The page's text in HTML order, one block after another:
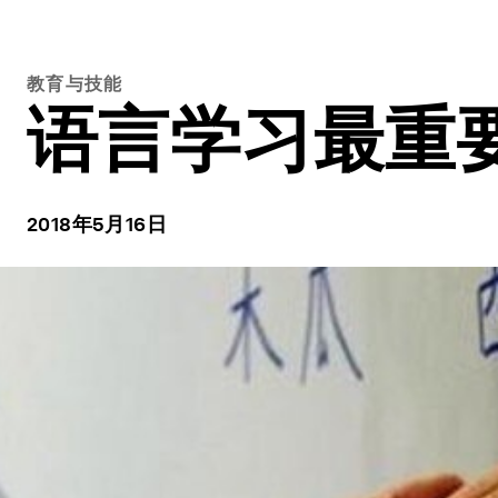
教育与技能
语言学习最重
2018年5月16日